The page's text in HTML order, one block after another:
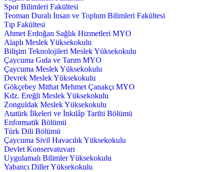
Spor Bilimleri Fakültesi
Teoman Duralı İnsan ve Toplum Bilimleri Fakültesi
Tıp Fakültesi
Ahmet Erdoğan Sağlık Hizmetleri MYO
Alaplı Meslek Yüksekokulu
Bilişim Teknolojileri Meslek Yüksekokulu
Çaycuma Gıda ve Tarım MYO
Çaycuma Meslek Yüksekokulu
Devrek Meslek Yüksekokulu
Gökçebey Mithat Mehmet Çanakçı MYO
Kdz. Ereğli Meslek Yüksekokulu
Zonguldak Meslek Yüksekokulu
Atatürk İlkeleri ve İnkılâp Tarihi Bölümü
Enformatik Bölümü
Türk Dili Bölümü
Çaycuma Sivil Havacılık Yüksekokulu
Devlet Konservatuvarı
Uygulamalı Bilimler Yüksekokulu
Yabancı Diller Yüksekokulu